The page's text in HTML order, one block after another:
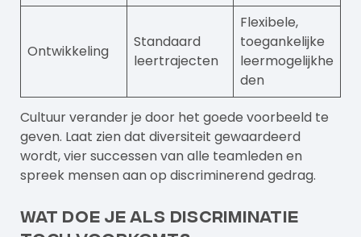
Ontwikkeling
Standaard
leertrajecten
Flexibele,
toegankelijke
leermogelijkhe
den
Cultuur verander je door het goede voorbeeld te
geven. Laat zien dat diversiteit gewaardeerd
wordt, vier successen van alle teamleden en
spreek mensen aan op discriminerend gedrag.
Wat doe je als discriminatie